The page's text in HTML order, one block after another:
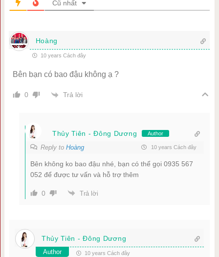
Cũ nhất
Hoàng
10 years Cách đây
Bên bạn có bao đậu không ạ ?
0 Trả lời
Thủy Tiên - Đông Dương Author
Reply to Hoàng 10 years Cách đây
Bên không ko bao đậu nhé, bạn có thể gọi 0935 567
052 để được tư vấn và hỗ trợ thêm
0 Trả lời
Thủy Tiên - Đông Dương
Author 10 years Cách đây